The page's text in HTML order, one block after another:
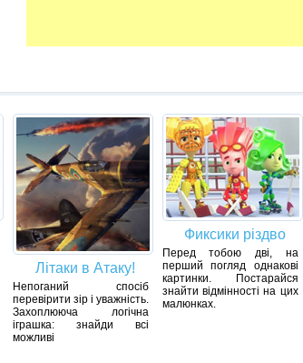
Літаки в Атаку!
Непоганий спосіб
перевірити зір і уважність.
Захоплююча логічна
іграшка: знайди всі
можливі
Фиксики різдво
Перед тобою дві, на
перший погляд однакові
картинки. Постарайся
знайти відмінності на цих
малюнках.